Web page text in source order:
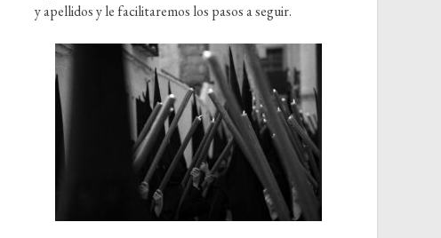
y apellidos y le facilitaremos los pasos a seguir.